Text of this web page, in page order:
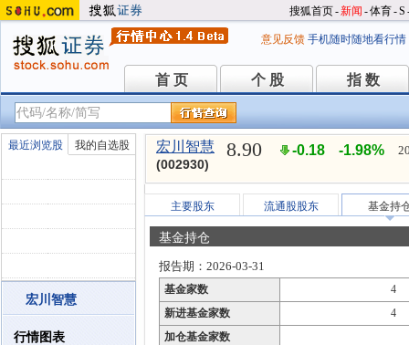
搜狐首页-新闻 -体育-S
意见反馈 手机随时随地看行情
首 页
首 页 个 股
个 股 指 数
指 数
最近浏览股 我的自选股
宏川智慧
行情图表
宏川智慧
(002930)
8.90 -0.18 -1.98%
主要股东 流通股股东 基金持
基金持仓
报告期：2026-03-31
基金家数
4
新进基金家数
4
加仓基金家数